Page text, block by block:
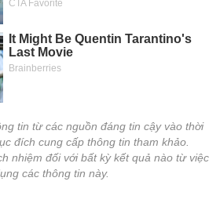
tin từ các nguồn đáng tin cậy vào thời
đích cung cấp thông tin tham khảo.
nhiệm đối với bất kỳ kết quả nào từ việc
các thông tin này.